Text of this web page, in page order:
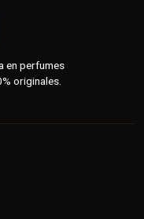
en perfumes
originales.